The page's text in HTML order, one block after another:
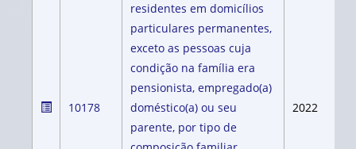
10178
residentes em domicílios
particulares permanentes,
exceto as pessoas cuja
condição na família era
pensionista, empregado(a)
doméstico(a) ou seu
parente, por tipo de
2022